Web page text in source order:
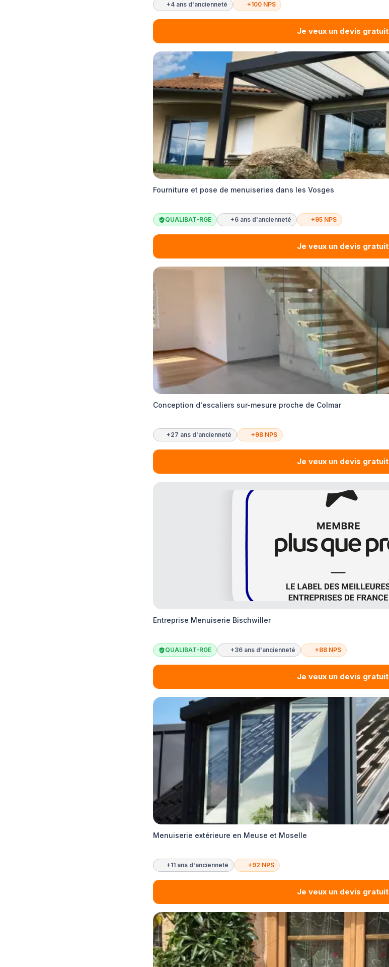
+4 ans d'ancienneté +100 NPS
Je veux un devis gratuit
Fourniture et pose de menuiseries dans les Vosges
QUALIBAT-RGE +6 ans d'ancienneté +95 NPS
Je veux un devis gratuit
Conception d'escaliers sur-mesure proche de Colmar
+27 ans d'ancienneté +98 NPS
Je veux un devis gratuit
Entreprise Menuiserie Bischwiller
QUALIBAT-RGE +36 ans d'ancienneté +88 NPS
Je veux un devis gratuit
Menuiserie extérieure en Meuse et Moselle
+11 ans d'ancienneté +92 NPS
Je veux un devis gratuit